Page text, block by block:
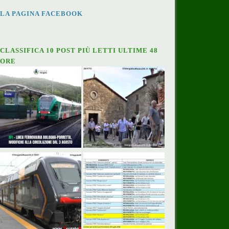
LA PAGINA FACEBOOK
CLASSIFICA 10 POST PIÙ LETTI ULTIME 48
ORE